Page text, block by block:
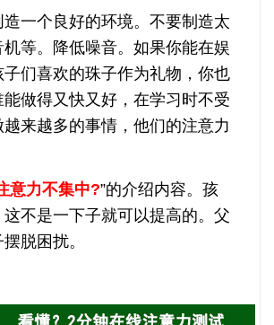
一个良好的环境。不要制造太
等。降低噪音。如果你能在娱
们喜欢的珠子作为礼物，你也
做得又快又好，在学习时不受
来越多的事情，他们的注意力
意力不集中?”的介绍内容。孩
不是一下子就可以提高的。父
脱困扰。